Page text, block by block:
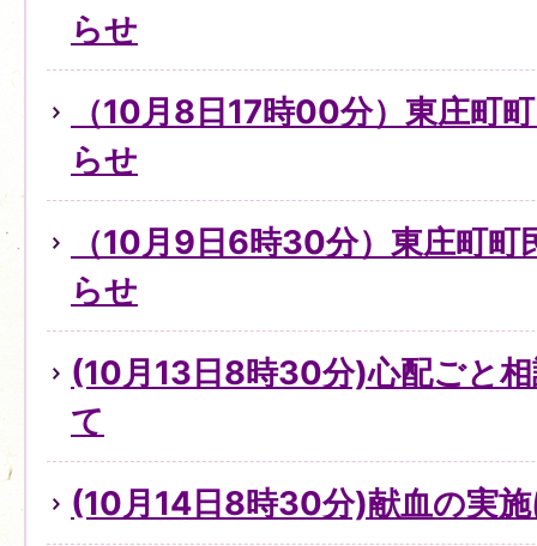
らせ
（10月8日17時00分）東庄町
らせ
（10月9日6時30分）東庄町町
らせ
(10月13日8時30分)心配ごと
て
(10月14日8時30分)献血の実